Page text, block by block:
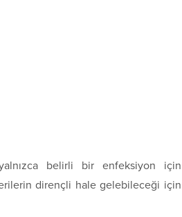
belirli bir enfeksiyon için
dirençli hale gelebileceği için